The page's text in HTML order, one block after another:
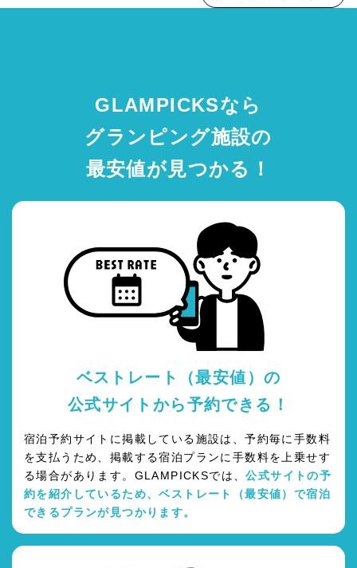
GLAMPICKSなら
グランピング施設の
最安値が見つかる！
ベストレート（最安値）の
公式サイトから予約できる！
宿泊予約サイトに掲載している施設は、予約毎に手数料
を支払うため、掲載する宿泊プランに手数料を上乗せす
る場合があります。GLAMPICKSでは、公式サイトの予
約を紹介しているため、ベストレート（最安値）で宿泊
できるプランが見つかります。